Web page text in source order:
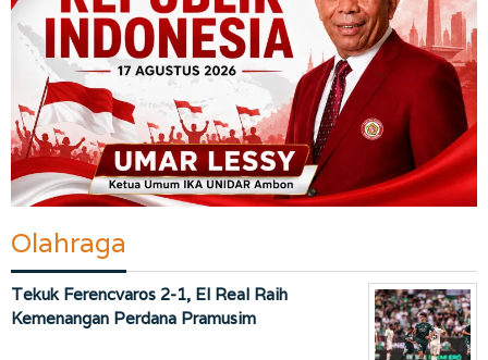
Olahraga
Tekuk Ferencvaros 2-1, El Real Raih
Kemenangan Perdana Pramusim